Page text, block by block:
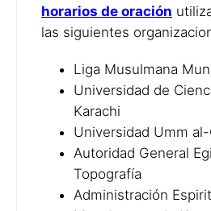
horarios de oración
las siguientes
Liga Musulmana
Universidad de
Karachi
Universidad Umm
Autoridad General
Topografía
Administración